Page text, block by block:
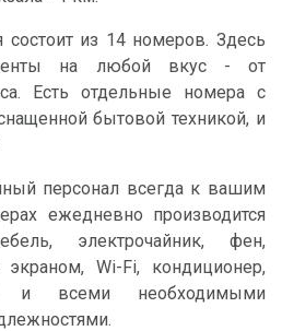
из 14 номеров. Здесь
на любой вкус - от
Есть отдельные номера с
бытовой техникой, и
персонал всегда к вашим
ежедневно производится
электрочайник, фен,
Wi-Fi, кондиционер,
всеми необходимыми